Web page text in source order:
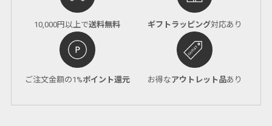
10,000円以上で送料無料 ギフトラッピング対応あり
ご注文金額の1%ポイント還元 お得なアウトレット品あり